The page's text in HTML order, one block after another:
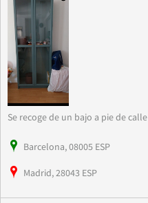
Se recoge de un bajo a pie de
Barcelona, 08005 ESP
Madrid, 28043 ESP